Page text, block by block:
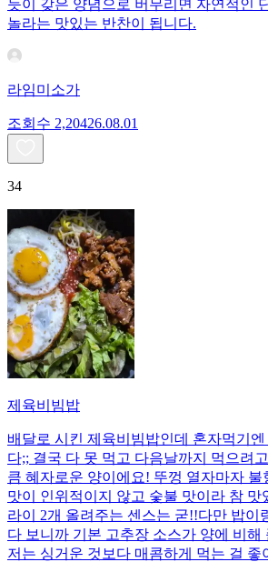
듯이 갖은 양념으로 버무리면 자연적인
놀라는 맛있는 반찬이 됩니다.
라임미소가
조회수 2,20426.08.01
34
제육비빔밥
배달로 시킨 제육비빔밥인데 혼자먹기엔
다;; 결국 다 못 먹고 다음날까지 먹으려
큼 혜자로운 양이에요! 뚜껑 열자마자 불
맛이 인위적이지 않고 숯불 맛이라 참 맛
라이 2개 올려주는 센스는 굳!! ​다만 밥이
다 보니까 기본 고추장 소스가 양에 비해
저는 싱거운 것보다 매콤하게 먹는 걸 좋